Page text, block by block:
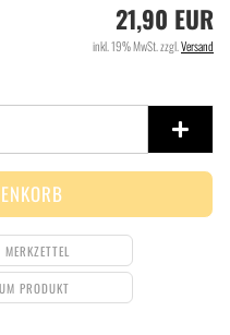
21,90 EUR
inkl. 19% MwSt. zzgl. Versand
PRODUKT